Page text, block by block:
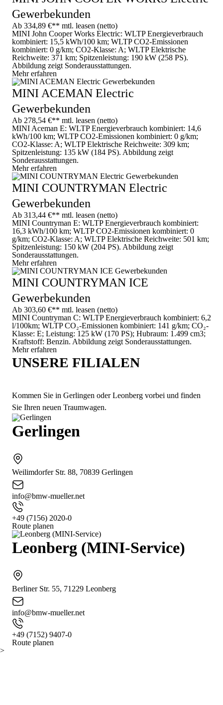
Gewerbekunden
Ab 334,89 €** mtl. leasen (netto)
MINI John Cooper Works Electric: WLTP Energieverbrauch
kombiniert: 15,5 kWh/100 km; WLTP CO2-Emissionen
kombiniert: 0 g/km; CO2-Klasse: A; WLTP Elektrische
Reichweite: 371 km; Spitzenleistung: 190 kW (258 PS).
Abbildung zeigt Sonderausstattungen.
Mehr erfahren
MINI ACEMAN Electric
Gewerbekunden
Ab 278,54 €** mtl. leasen (netto)
MINI Aceman E: WLTP Energieverbrauch kombiniert: 14,6
kWh/100 km; WLTP CO2-Emissionen kombiniert: 0 g/km;
CO2-Klasse: A; WLTP Elektrische Reichweite: 309 km;
Spitzenleistung: 135 kW (184 PS). Abbildung zeigt
Sonderausstattungen.
Mehr erfahren
MINI COUNTRYMAN Electric
Gewerbekunden
Ab 313,44 €** mtl. leasen (netto)
MINI Countryman E: WLTP Energieverbrauch kombiniert:
16,3 kWh/100 km; WLTP CO2-Emissionen kombiniert: 0
g/km; CO2-Klasse: A; WLTP Elektrische Reichweite: 501 km;
Spitzenleistung: 150 kW (204 PS). Abbildung zeigt
Sonderausstattungen.
Mehr erfahren
MINI COUNTRYMAN ICE
Gewerbekunden
Ab 303,60 €** mtl. leasen (netto)
MINI Countryman C: WLTP Energieverbrauch kombiniert: 6,2
l/100km; WLTP CO₂-Emissionen kombiniert: 141 g/km; CO₂-
Klasse: E; Leistung: 125 kW (170 PS); Hubraum: 1.499 cm3;
Kraftstoff: Benzin. Abbildung zeigt Sonderausstattungen.
Mehr erfahren
UNSERE FILIALEN
Kommen Sie in Gerlingen oder Leonberg vorbei und finden
Sie Ihren neuen Traumwagen.
Gerlingen
Weilimdorfer Str. 88, 70839 Gerlingen
info@bmw-mueller.net
+49 (7156) 2020-0
Route planen
Leonberg (MINI-Service)
Berliner Str. 55, 71229 Leonberg
info@bmw-mueller.net
+49 (7152) 9407-0
Route planen
>